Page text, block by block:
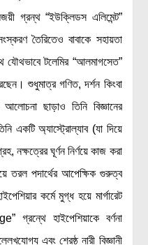
গ্রন্থ “ইউক্লিডস এলিমেন্ট”
তৈরিতেও বাবাকে সহায়তা
যৌথভাবে টলেমির “আলমাগসেত”
শুধুমাত্র গণিত, দর্শন কিংবা
ছাড়াও তিনি বিজ্ঞানের
একটি অ্যাস্ট্রোল্যাব (যা দিয়ে
নক্ষত্রের ঘূর্ণন নির্ণয়ে কাজ করা
তরল পদার্থের আপেক্ষিক গুরুত্ব
কর্মে মুগ্ধ হয়ে মার্গারেট
হাইপেশিয়াকে বর্ণনা
এবং শ্রেষ্ঠ নারী বিজ্ঞানী